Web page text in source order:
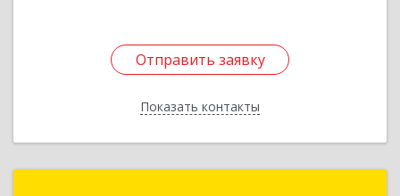
Отправить заявку
Показать контакты
Отправить заявку
Назад